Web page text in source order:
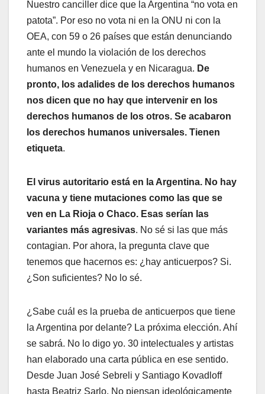
Nuestro canciller dice que la Argentina “no vota en
patota”. Por eso no vota ni en la ONU ni con la
OEA, con 59 o 26 países que están denunciando
ante el mundo la violación de los derechos
humanos en Venezuela y en Nicaragua. De
pronto, los adalides de los derechos humanos
nos dicen que no hay que intervenir en los
derechos humanos de los otros. Se acabaron
los derechos humanos universales. Tienen
etiqueta.
El virus autoritario está en la Argentina. No hay
vacuna y tiene mutaciones como las que se
ven en La Rioja o Chaco. Esas serían las
variantes más agresivas. No sé si las que más
contagian. Por ahora, la pregunta clave que
tenemos que hacernos es: ¿hay anticuerpos? Si.
¿Son suficientes? No lo sé.
¿Sabe cuál es la prueba de anticuerpos que tiene
la Argentina por delante? La próxima elección. Ahí
se sabrá. No lo digo yo. 30 intelectuales y artistas
han elaborado una carta pública en ese sentido.
Desde Juan José Sebreli y Santiago Kovadloff
hasta Beatriz Sarlo. No piensan ideológicamente